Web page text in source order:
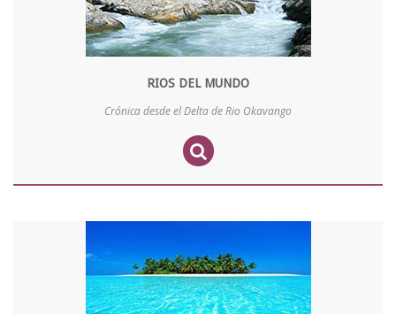
RIOS DEL MUNDO
Crónica desde el Delta de Rio Okavango